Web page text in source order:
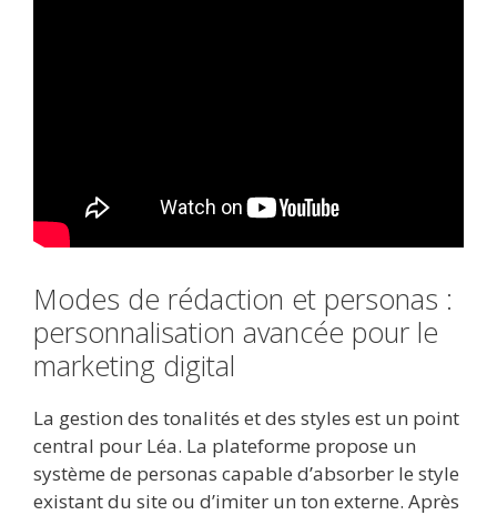
Modes de rédaction et personas :
personnalisation avancée pour le
marketing digital
La gestion des tonalités et des styles est un point
central pour Léa. La plateforme propose un
système de personas capable d’absorber le style
existant du site ou d’imiter un ton externe. Après